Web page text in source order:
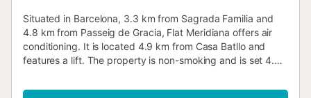
Situated in Barcelona, 3.3 km from Sagrada Familia and
4.8 km from Passeig de Gracia, Flat Meridiana offers air
conditioning. It is located 4.9 km from Casa Batllo and
features a lift. The property is non-smoking and is set 4.8